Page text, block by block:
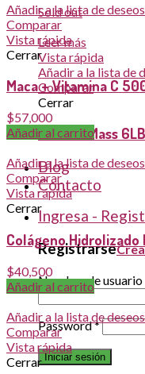
Sold out
Leer más
Vista rápida
Añadir a la lista de
Comparar
Cerrar
Serious Mass
Blog
Contacto
Ingresa -
Registrarse
Nombre de
Password*
Iniciar sesión
Añadir a la lista de deseos
Comparar
Vista rápida
Cerrar
Maca + Vitamina C
$57,000
Añadir al carrito
Añadir a la lista de deseos
Comparar
Vista rápida
Cerrar
Colágeno Hidrolizado
$40,500
Añadir al carrito
Añadir a la lista de deseos
Comparar
Vista rápida
Cerrar